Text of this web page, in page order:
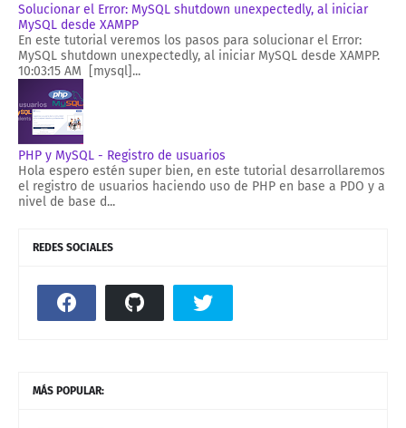
Solucionar el Error: MySQL shutdown unexpectedly, al iniciar
MySQL desde XAMPP
En este tutorial veremos los pasos para solucionar el Error:
MySQL shutdown unexpectedly, al iniciar MySQL desde XAMPP.
10:03:15 AM [mysql]...
PHP y MySQL - Registro de usuarios
Hola espero estén super bien, en este tutorial desarrollaremos
el registro de usuarios haciendo uso de PHP en base a PDO y a
nivel de base d...
REDES SOCIALES
MÁS POPULAR: